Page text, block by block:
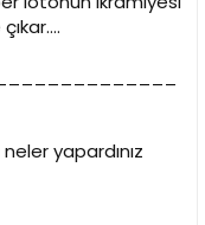
yapardınız